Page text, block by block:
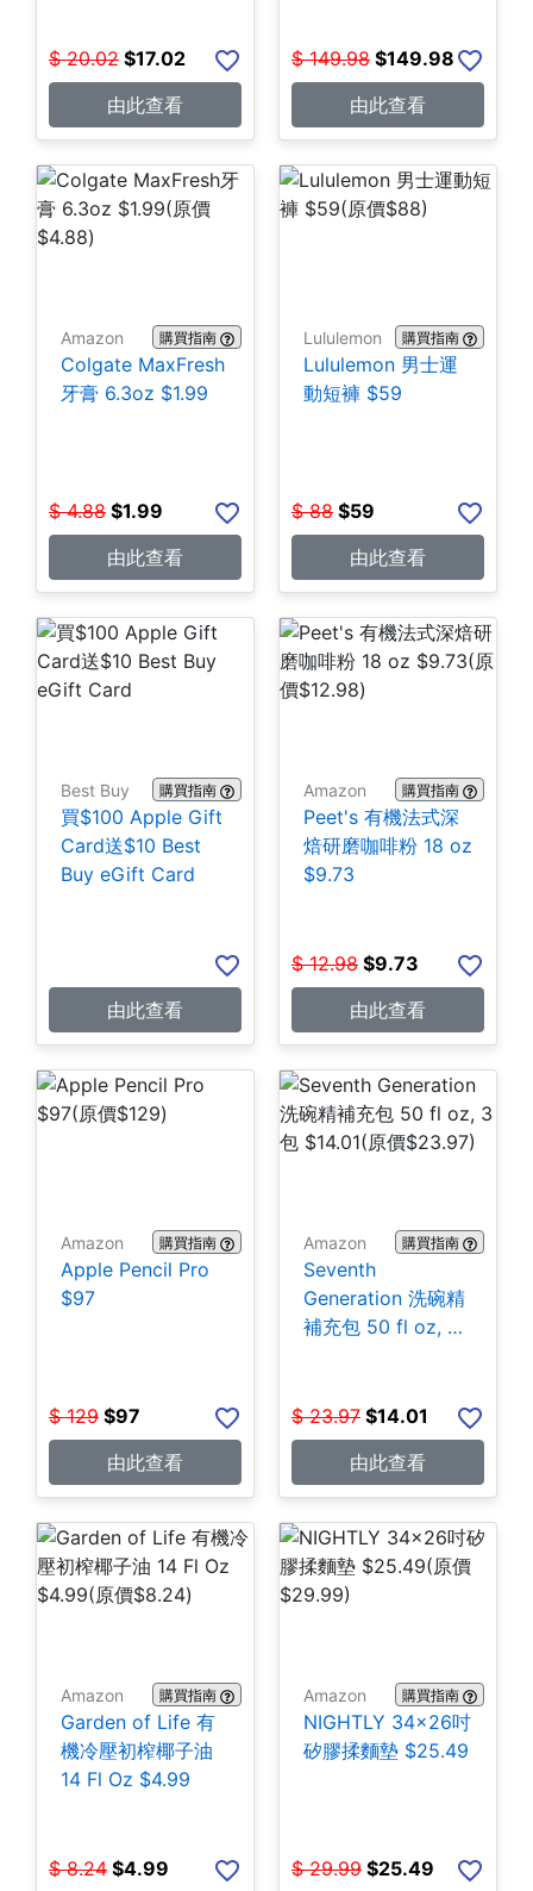
$ 20.02 $17.02
由此查看
$ 149.98 $149.98
由此查看
Amazon 購買指南
Colgate MaxFresh
牙膏 6.3oz $1.99
$ 4.88 $1.99
由此查看
Lululemon 購買指南
Lululemon 男士運
動短褲 $59
$ 88 $59
由此查看
Best Buy 購買指南
買$100 Apple Gift
Card送$10 Best
Buy eGift Card
由此查看
Amazon 購買指南
Peet's 有機法式深
焙研磨咖啡粉 18 oz
$9.73
$ 12.98 $9.73
由此查看
Amazon 購買指南
Apple Pencil Pro
$97
$ 129 $97
由此查看
Amazon 購買指南
Seventh
Generation 洗碗精
補充包 50 fl oz, 3
$ 23.97 $14.01
由此查看
Amazon 購買指南
Garden of Life 有
機冷壓初榨椰子油
14 Fl Oz $4.99
$ 8.24 $4.99
Amazon 購買指南
NIGHTLY 34x26吋
矽膠揉麵墊 $25.49
$ 29.99 $25.49